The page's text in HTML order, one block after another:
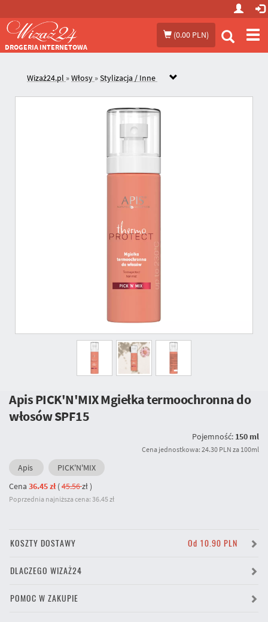
(0.00 PLN)
DROGERIA INTERNETOWA
Wizaż24.pl »Włosy »Stylizacja / Inne
Apis PICK'N'MIX Mgiełka termoochronna do
włosów SPF15
Pojemność: 150 ml
Cena jednostkowa: 24.30 PLN za 100ml
Apis
PICK'N'MIX
Cena 36.45 zł(45.56zł)
Poprzednia najniższa cena: 36.45 zł
KOSZTY DOSTAWY Od 10.90 PLN
DLACZEGO WIZAŻ24
POMOC W ZAKUPIE